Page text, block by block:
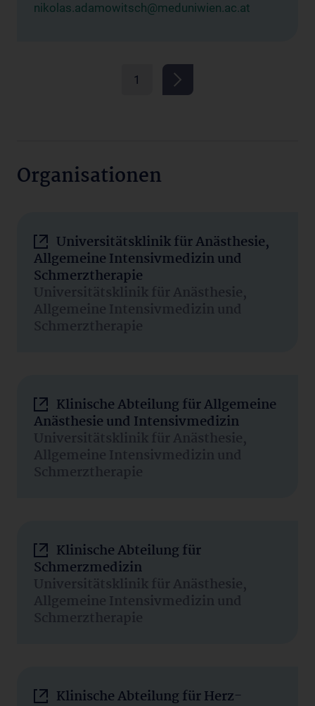
nikolas.adamowitsch@meduniwien.ac.at
1
Organisationen
Universitätsklinik für Anästhesie,
Allgemeine Intensivmedizin und
Schmerztherapie
Universitätsklinik für Anästhesie,
Allgemeine Intensivmedizin und
Schmerztherapie
Klinische Abteilung für Allgemeine
Anästhesie und Intensivmedizin
Universitätsklinik für Anästhesie,
Allgemeine Intensivmedizin und
Schmerztherapie
Klinische Abteilung für
Schmerzmedizin
Universitätsklinik für Anästhesie,
Allgemeine Intensivmedizin und
Schmerztherapie
Klinische Abteilung für Herz-